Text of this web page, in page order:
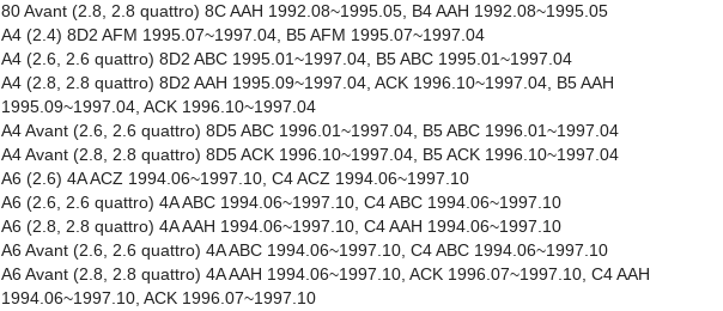
80 Avant (2.8, 2.8 quattro) 8C AAH 1992.08~1995.05, B4 AAH 1992.08~1995.05
A4 (2.4) 8D2 AFM 1995.07~1997.04, B5 AFM 1995.07~1997.04
A4 (2.6, 2.6 quattro) 8D2 ABC 1995.01~1997.04, B5 ABC 1995.01~1997.04
A4 (2.8, 2.8 quattro) 8D2 AAH 1995.09~1997.04, ACK 1996.10~1997.04, B5 AAH
1995.09~1997.04, ACK 1996.10~1997.04
A4 Avant (2.6, 2.6 quattro) 8D5 ABC 1996.01~1997.04, B5 ABC 1996.01~1997.04
A4 Avant (2.8, 2.8 quattro) 8D5 ACK 1996.10~1997.04, B5 ACK 1996.10~1997.04
A6 (2.6) 4A ACZ 1994.06~1997.10, C4 ACZ 1994.06~1997.10
A6 (2.6, 2.6 quattro) 4A ABC 1994.06~1997.10, C4 ABC 1994.06~1997.10
A6 (2.8, 2.8 quattro) 4A AAH 1994.06~1997.10, C4 AAH 1994.06~1997.10
A6 Avant (2.6, 2.6 quattro) 4A ABC 1994.06~1997.10, C4 ABC 1994.06~1997.10
A6 Avant (2.8, 2.8 quattro) 4A AAH 1994.06~1997.10, ACK 1996.07~1997.10, C4 AAH
1994.06~1997.10, ACK 1996.07~1997.10